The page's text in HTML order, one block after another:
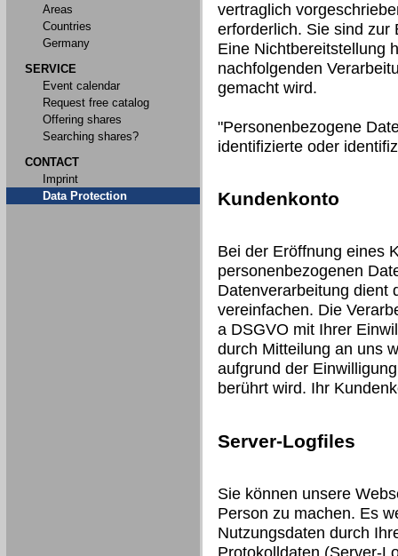
Areas
Countries
Germany
SERVICE
Event calendar
Request free catalog
Offering shares
Searching shares?
CONTACT
Imprint
Data Protection
vertraglich
erforderlich. Sie sind zur
Eine Nichtbereitstellung
nachfolgenden
gemacht wird.
"Personenbezogene
identifizierte oder
Kundenkonto
Bei der Eröffnung eines
personenbezogenen
Datenverarbeitung dient
vereinfachen. Die
a DSGVO mit Ihrer
durch Mitteilung an uns
aufgrund der
berührt wird. Ihr
Server-Logfiles
Sie können unsere
Person zu machen. Es
Nutzungsdaten durch
Protokolldaten (Server-